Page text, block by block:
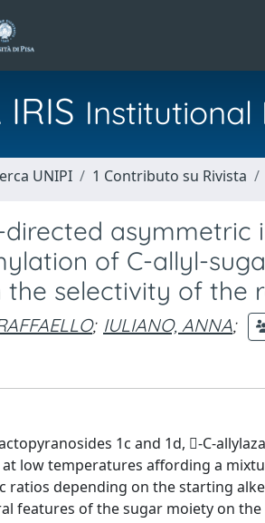
Institutional
UNIPI 1 Contributo su Rivista
asymmetric
of C-allyl-
the selectivity of the
; IULIANO, ANNA;
1c and 1d, -C-
low temperatures affording a
ratios depending on the starting
features of the sugar moiety on